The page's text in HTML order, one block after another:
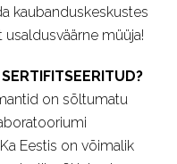
kaubanduskeskustes
usaldusväärne müüja!
on sõltumatu
Eestis on võimalik